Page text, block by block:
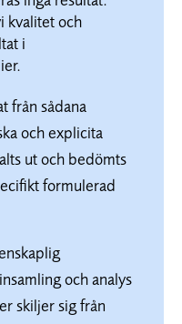
kvalitet och
i
från sådana
och explicita
ut och bedömts
formulerad
och analys
skiljer sig från